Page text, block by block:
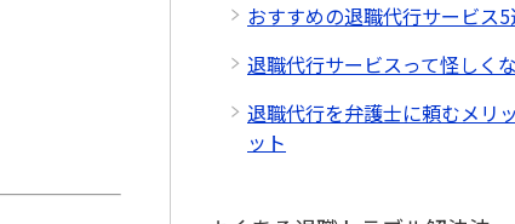
おすすめの退職代行サービス
退職代行サービスって怪しく
退職代行を弁護士に頼むメリ
ット